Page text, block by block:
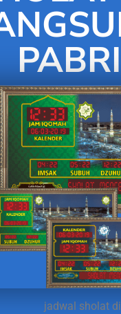
jadwal sholat